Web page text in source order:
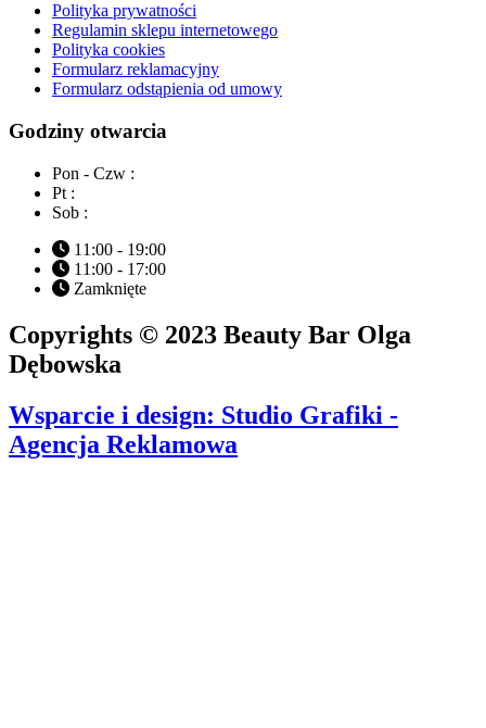
Polityka prywatności
Regulamin sklepu internetowego
Polityka cookies
Formularz reklamacyjny
Formularz odstąpienia od umowy
Godziny otwarcia
Pon - Czw :
Pt :
Sob :
11:00 - 19:00
11:00 - 17:00
Zamknięte
Copyrights © 2023 Beauty Bar Olga
Dębowska
Wsparcie i design: Studio Grafiki -
Agencja Reklamowa